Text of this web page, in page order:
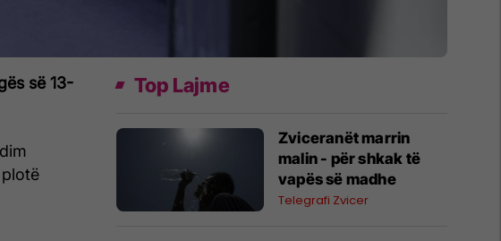
së 13-
Top Lajme
Zviceranët marrin
malin - për shkak të
vapës së madhe
Telegrafi Zvicer